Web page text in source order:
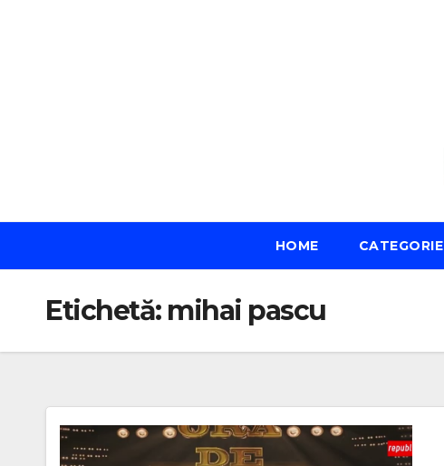
HOME CATEGORIE
Etichetă: mihai pascu